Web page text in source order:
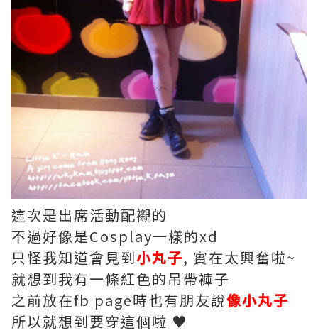
這次是出席活動配襯的
不過好像是Cosplay一樣的xd
只怪我知道會見到小丸子, 實在太興奮啦~
就想到我有一條紅色的吊帶褲子
之前放在fb page時也有朋友說像小丸子
所以就想到要穿這個啦 ♥